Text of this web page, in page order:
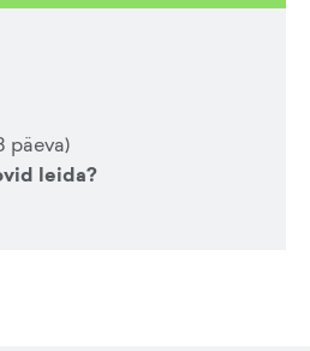
päeva)
leida?